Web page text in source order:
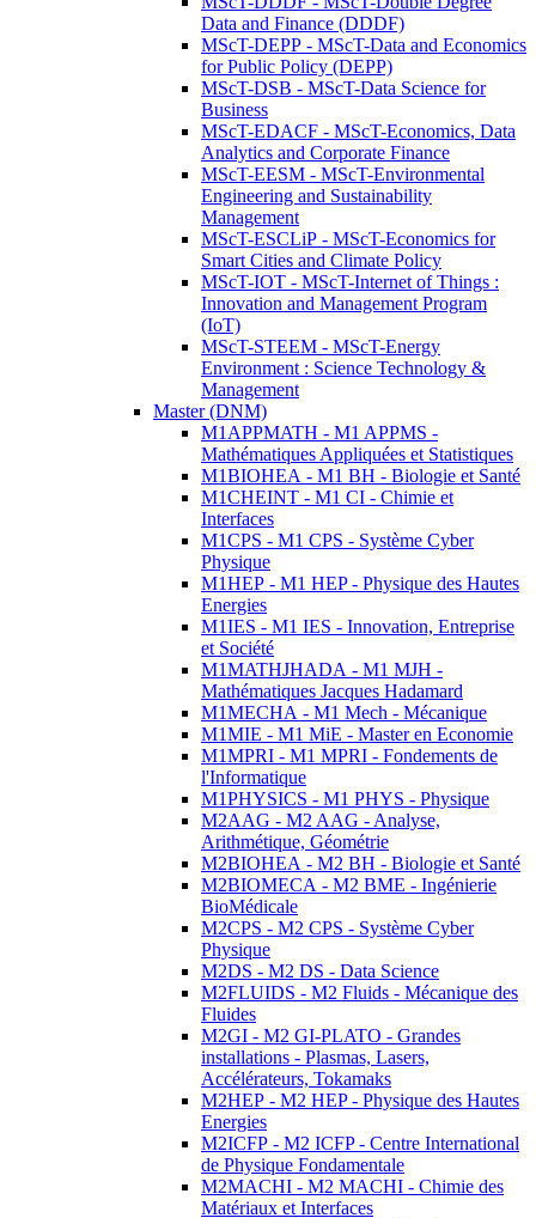
Data and Finance (DDDF)
MScT-DEPP - MScT-Data and Economics
for Public Policy (DEPP)
MScT-DSB - MScT-Data Science for
Business
MScT-EDACF - MScT-Economics, Data
Analytics and Corporate Finance
MScT-EESM - MScT-Environmental
Engineering and Sustainability
Management
MScT-ESCLiP - MScT-Economics for
Smart Cities and Climate Policy
MScT-IOT - MScT-Internet of Things :
Innovation and Management Program
(IoT)
MScT-STEEM - MScT-Energy
Environment : Science Technology &
Management
Master (DNM)
M1APPMATH - M1 APPMS -
Mathématiques Appliquées et Statistiques
M1BIOHEA - M1 BH - Biologie et Santé
M1CHEINT - M1 CI - Chimie et
Interfaces
M1CPS - M1 CPS - Système Cyber
Physique
M1HEP - M1 HEP - Physique des Hautes
Energies
M1IES - M1 IES - Innovation, Entreprise
et Société
M1MATHJHADA - M1 MJH -
Mathématiques Jacques Hadamard
M1MECHA - M1 Mech - Mécanique
M1MIE - M1 MiE - Master en Economie
M1MPRI - M1 MPRI - Fondements de
l'Informatique
M1PHYSICS - M1 PHYS - Physique
M2AAG - M2 AAG - Analyse,
Arithmétique, Géométrie
M2BIOHEA - M2 BH - Biologie et Santé
M2BIOMECA - M2 BME - Ingénierie
BioMédicale
M2CPS - M2 CPS - Système Cyber
Physique
M2DS - M2 DS - Data Science
M2FLUIDS - M2 Fluids - Mécanique des
Fluides
M2GI - M2 GI-PLATO - Grandes
installations - Plasmas, Lasers,
Accélérateurs, Tokamaks
M2HEP - M2 HEP - Physique des Hautes
Energies
M2ICFP - M2 ICFP - Centre International
de Physique Fondamentale
M2MACHI - M2 MACHI - Chimie des
Matériaux et Interfaces